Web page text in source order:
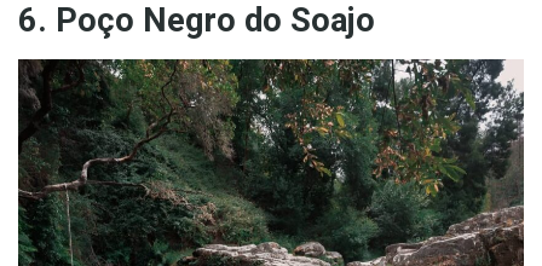
6. Poço Negro do Soajo